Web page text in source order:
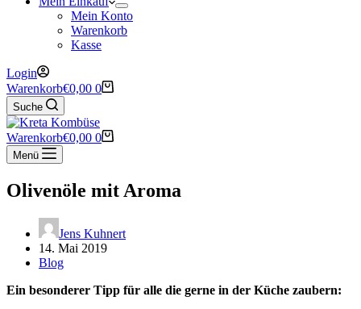
Mein Konto
Warenkorb
Kasse
Login
Warenkorb€0,00 0
Suche
Warenkorb€0,00 0
Menü
Olivenöle mit Aroma
Jens Kuhnert
14. Mai 2019
Blog
Ein besonderer Tipp für alle die gerne in der Küche zaubern: